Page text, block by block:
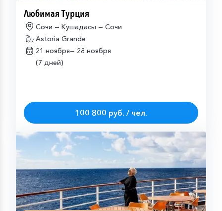
Любимая Турция
Сочи — Кушадасы — Сочи
Astoria Grande
21 ноября— 28 ноября
(7 дней)
100 800 руб. / чел.